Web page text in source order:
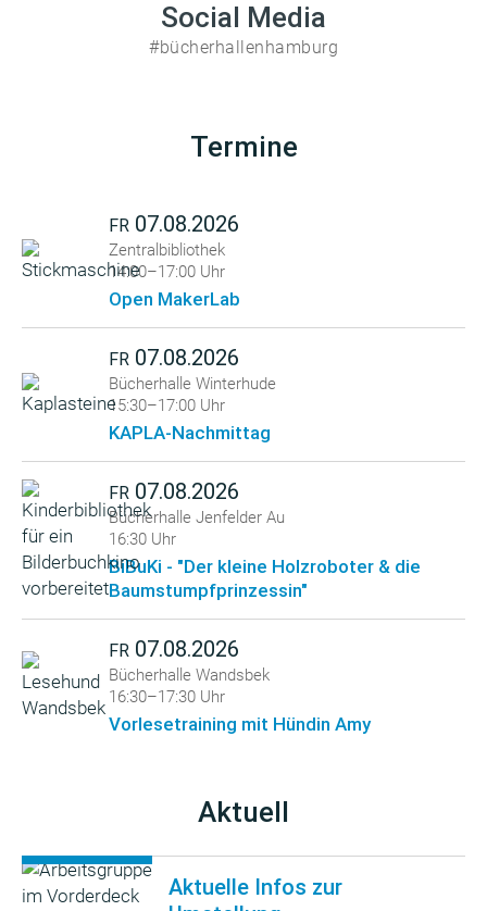
Social Media
#bücherhallenhamburg
Termine
FR 07.08.2026
Zentralbibliothek
14:00–17:00 Uhr
Open MakerLab
FR 07.08.2026
Bücherhalle Winterhude
15:30–17:00 Uhr
KAPLA-Nachmittag
FR 07.08.2026
Bücherhalle Jenfelder Au
16:30 Uhr
BiBuKi - "Der kleine Holzroboter & die
Baumstumpfprinzessin"
FR 07.08.2026
Bücherhalle Wandsbek
16:30–17:30 Uhr
Vorlesetraining mit Hündin Amy
Aktuell
Aktuelle Infos zur